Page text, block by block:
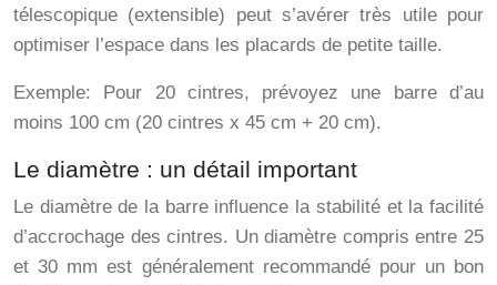
télescopique (extensible) peut s’avérer très utile pour
optimiser l’espace dans les placards de petite taille.
Exemple: Pour 20 cintres, prévoyez une barre d’au
moins 100 cm (20 cintres x 45 cm + 20 cm).
Le diamètre : un détail important
Le diamètre de la barre influence la stabilité et la facilité
d’accrochage des cintres. Un diamètre compris entre 25
et 30 mm est généralement recommandé pour un bon